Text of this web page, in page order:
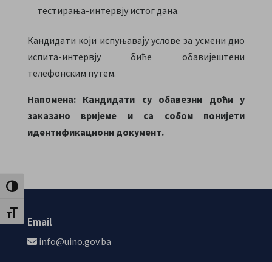
Toggle High Contrast
Toggle Font size
тестирања-интервју истог дана.
Кандидати који испуњавају услове за усмени дио
испита-интервју биће обавијештени
телефонским путем.
Напомена: Кандидати су обавезни доћи у
заказано вријеме и са собом понијети
идентификациони документ.
Email
info@uino.gov.ba